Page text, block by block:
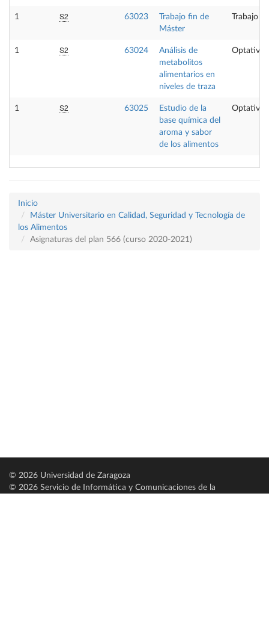
1 S2 63023
Trabajo fin de
Máster
Trabajo
1 S2 63024
Análisis de
metabolitos
alimentarios en
niveles de traza
Optativa
1 S2 63025
Estudio de la
base química del
aroma y sabor
de los alimentos
Optativa
Inicio
Máster Universitario en Calidad, Seguridad y Tecnología de
los Alimentos
Asignaturas del plan 566 (curso 2020-2021)
© 2026 Universidad de Zaragoza
© 2026 Servicio de Informática y Comunicaciones de la